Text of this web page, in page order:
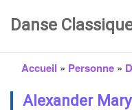
Danse
Accueil » Personne»
Alexander